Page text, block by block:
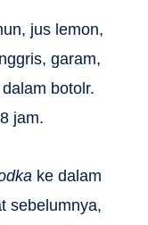
jus lemon,
garam,
botolr.
jam.
ke dalam
sebelumnya,